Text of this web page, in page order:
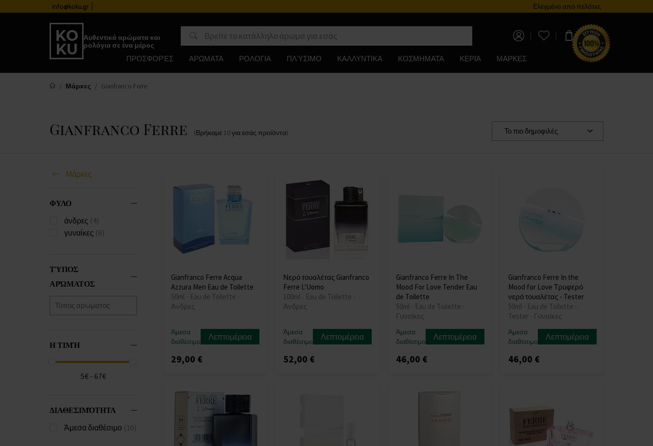
info@koku.gr Πρόγραμμα επιβράβευσηςΕλεγμένο από πελάτες
Αυθεντικά αρώματα και
ρολόγια σε ένα μέρος
0,00 €
ΠΡΟΣΦΟΡΈΣ ΑΡΩΜΑΤΑ ΡΟΛΟΓΙΑ ΠΛΎΣΙΜΟ ΚΑΛΛΥΝΤΙΚΑ ΚΟΣΜΗΜΑΤΑ ΚΕΡΙΆ ΜΑΡΚΕΣ
Μάρκες Gianfranco Ferre
Gianfranco Ferre (Βρήκαμε 10για εσάς προϊόντα) Το πιο δημοφιλές
Μάρκες
ΦΥΛΟ
άνδρες (4)
γυναίκες (6)
ΤΎΠΟΣ
ΑΡΏΜΑΤΟΣ
Η ΤΙΜΉ
5€ - 67€
ΔΙΑΘΕΣΙΜΌΤΗΤΑ
Άμεσα διαθέσιμο (10)
Gianfranco Ferre Acqua
Azzura Men Eau de Toilette
50ml - Eau de Toilette -
Άνδρες
Άμεσα
διαθέσιμο
Λεπτομέρεια
29,00 €
Νερό τουαλέτας Gianfranco
Ferre L'Uomo
100ml - Eau de Toilette -
Άνδρες
Άμεσα
διαθέσιμο
Λεπτομέρεια
52,00 €
Gianfranco Ferre In The
Mood For Love Tender Eau
de Toilette
50ml - Eau de Toilette -
Γυναίκες
Άμεσα
διαθέσιμο
Λεπτομέρεια
46,00 €
Gianfranco Ferre In the
Mood for Love Τρυφερό
νερό τουαλέτας - Tester
50ml - Eau de Toilette -
Tester - Γυναίκες
Άμεσα
διαθέσιμο
Λεπτομέρεια
46,00 €